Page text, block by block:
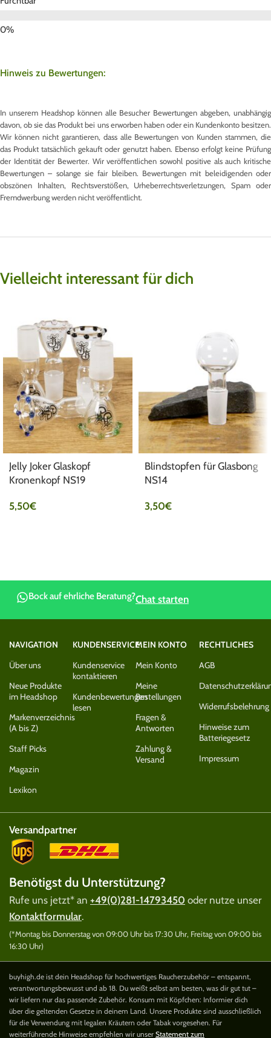
Hinweis zu Bewertungen:
In unserem Headshop können alle Besucher Bewertungen abgeben, unabhängig
davon, ob sie das Produkt bei uns erworben haben oder ein Kundenkonto besitzen.
Wir können nicht garantieren, dass alle Bewertungen von Kunden stammen, die
das Produkt tatsächlich gekauft oder genutzt haben. Ebenso erfolgt keine Prüfung
der Identität der Bewerter. Wir veröffentlichen sowohl positive als auch kritische
Bewertungen – solange sie fair bleiben. Bewertungen mit beleidigenden oder
obszönen Inhalten, Rechtsverstößen, Urheberrechtsverletzungen, Spam oder
Fremdwerbung werden nicht veröffentlicht.
Vielleicht interessant für dich
Jelly Joker Glaskopf
Kronenkopf NS19
5,50€
Blindstopfen für Glasbong
NS14
3,50€
Bock auf ehrliche Beratung?Chat starten
NAVIGATION
Über uns
Neue Produkte
im Headshop
Markenverzeichnis
(A bis Z)
Staff Picks
Magazin
Lexikon
KUNDENSERVICE
Kundenservice
kontaktieren
Kundenbewertungen
lesen
MEIN KONTO
Mein Konto
Meine
Bestellungen
Fragen &
Antworten
Zahlung &
Versand
RECHTLICHES
AGB
Widerrufsbelehrung
Hinweise zum
Batteriegesetz
Impressum
Versandpartner
Benötigst du Unterstützung?
Rufe uns jetzt* an +49(0)281-14793450 oder nutze unser
Kontaktformular.
(*Montag bis Donnerstag von 09:00 Uhr bis 17:30 Uhr, Freitag von 09:00 bis
16:30 Uhr)
buyhigh.de ist dein Headshop für hochwertiges Raucherzubehör – entspannt,
verantwortungsbewusst und ab 18. Du weißt selbst am besten, was dir gut tut –
wir liefern nur das passende Zubehör. Konsum mit Köpfchen: Informier dich
über die geltenden Gesetze in deinem Land. Unsere Produkte sind ausschließlich
für die Verwendung mit legalen Kräutern oder Tabak vorgesehen. Für
weiterführende Hinweise empfehlen wir unser Statement zum